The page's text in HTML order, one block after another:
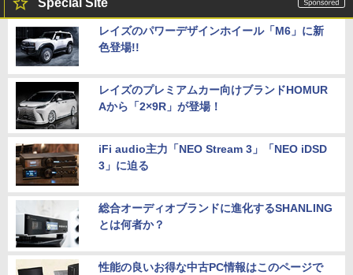
Special Site
レイズのパワーデザインホイール「M6」に新
色登場!!
レイズのプレミアムカー向けブランドHOMUR
Aから「2×9R」が登場！
iFi audio主力「NEO Stream 3」「NEO iDSD
3」に迫る
総合オーディオブランドに進化するSHANLING
とは何者か？
性能の良いお得な中古PC情報はこのページで